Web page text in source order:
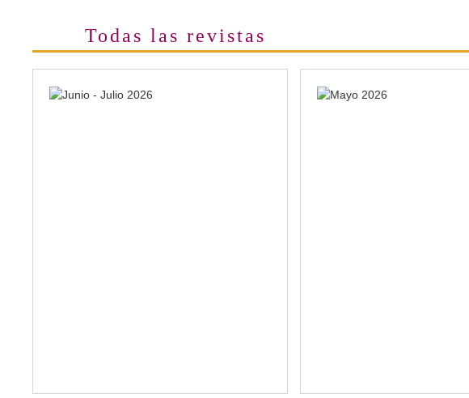
Todas las revistas